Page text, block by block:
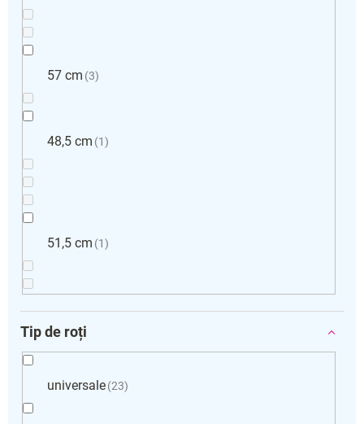
57 cm 3
48,5 cm 1
51,5 cm 1
Tip de roți
universale 23